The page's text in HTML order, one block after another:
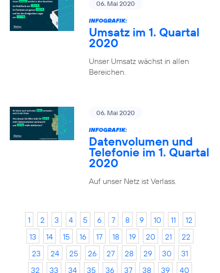
06. Mai 2020
INFOGRAFIK:
Umsatz im 1. Quartal
2020
Unser Umsatz wächst in allen
Bereichen.
06. Mai 2020
INFOGRAFIK:
Datenvolumen und
Telefonie im 1. Quartal
2020
Auf unser Netz ist Verlass.
1 2 3 4 5 6 7 8 9 10 11
12
13
14 15 16 17 18 19 20 21
22
23
24 25 26 27 28 29 30
31
32
33 34 35 36 37 38 39
40